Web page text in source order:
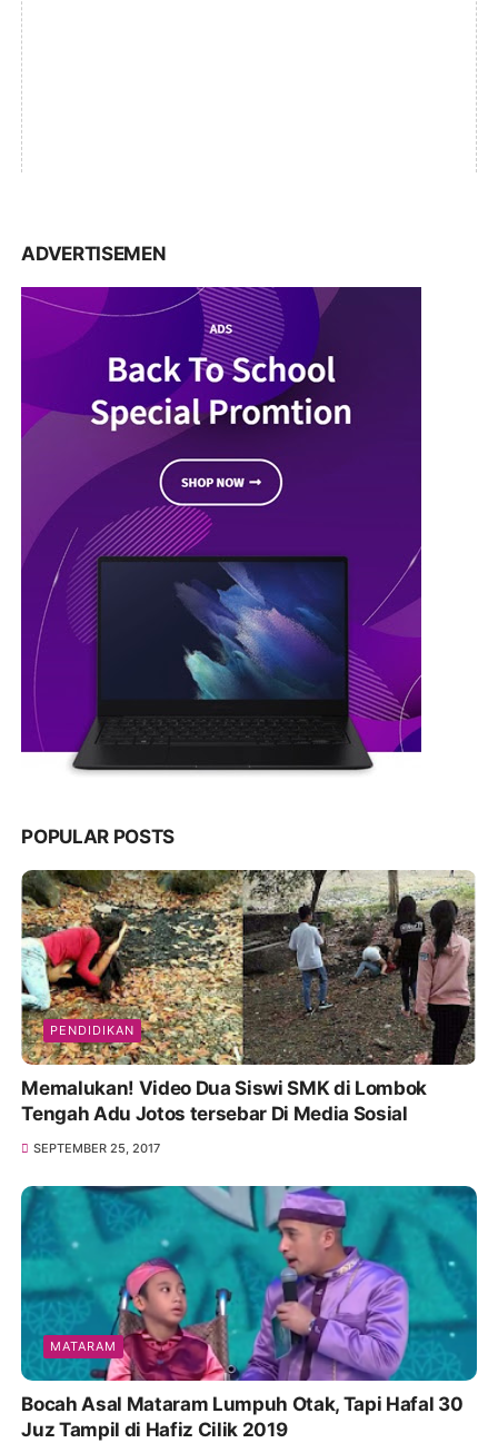
ADVERTISEMEN
POPULAR POSTS
PENDIDIKAN
Memalukan! Video Dua Siswi SMK di Lombok
Tengah Adu Jotos tersebar Di Media Sosial
SEPTEMBER 25, 2017
MATARAM
Bocah Asal Mataram Lumpuh Otak, Tapi Hafal 30
Juz Tampil di Hafiz Cilik 2019